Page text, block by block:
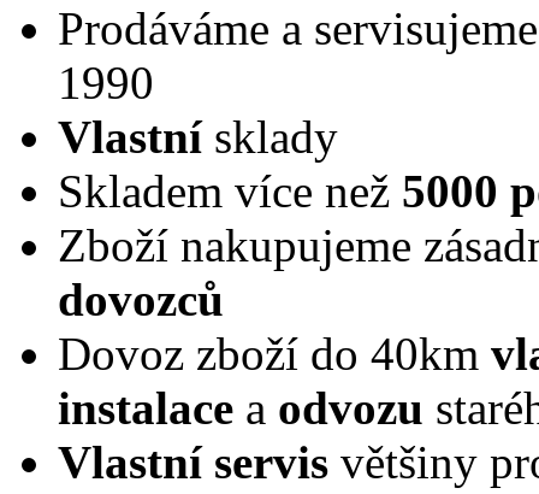
Prodáváme a
1990
Vlastnísklady
Skladem více než 5000
Zboží nakupujeme
dovozců
Dovoz zboží do 40km
instalace a odvozu
Vlastní servis většiny